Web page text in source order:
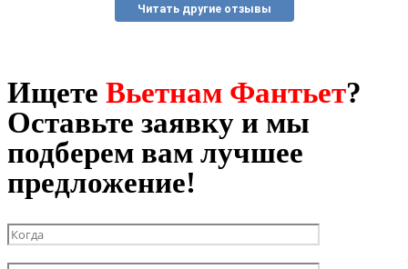
Читать другие отзывы
Ищете Вьетнам Фантьет?
Оставьте заявку и мы
подберем вам лучшее
предложение!